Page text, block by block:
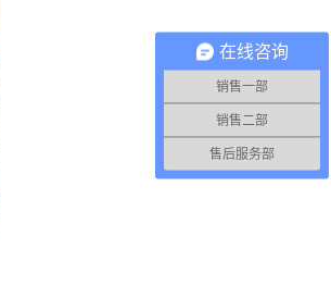
在线咨询
销售一部
销售二部
售后服务部